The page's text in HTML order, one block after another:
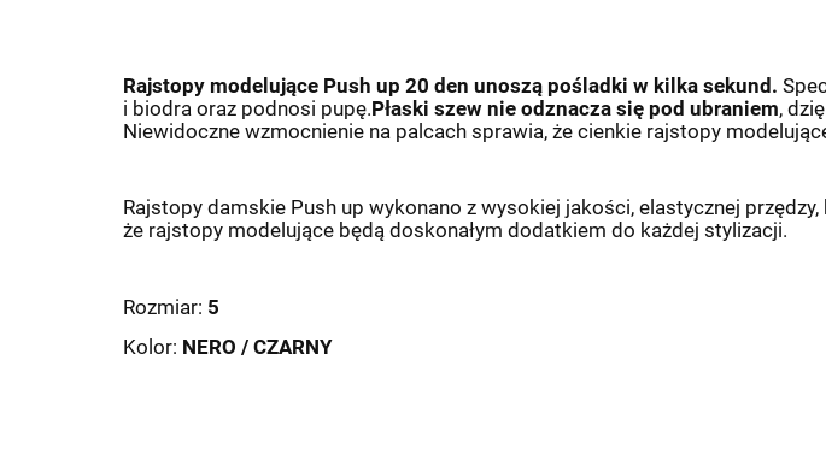
Rajstopy modelujące Push up 20 den unoszą pośladki w kilka sekund.
i biodra oraz podnosi pupę.Płaski szew nie odznacza się pod ubraniem,
Niewidoczne wzmocnienie na palcach sprawia, że cienkie rajstopy
Rajstopy damskie Push up wykonano z wysokiej jakości, elastycznej
że rajstopy modelujące będą doskonałym dodatkiem do każdej stylizacji.
Rozmiar: 5
Kolor: NERO / CZARNY